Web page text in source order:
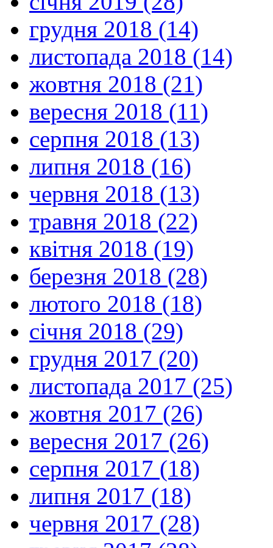
грудня 2018 (14)
листопада 2018 (14)
жовтня 2018 (21)
вересня 2018 (11)
серпня 2018 (13)
липня 2018 (16)
червня 2018 (13)
травня 2018 (22)
квітня 2018 (19)
березня 2018 (28)
лютого 2018 (18)
січня 2018 (29)
грудня 2017 (20)
листопада 2017 (25)
жовтня 2017 (26)
вересня 2017 (26)
серпня 2017 (18)
липня 2017 (18)
червня 2017 (28)